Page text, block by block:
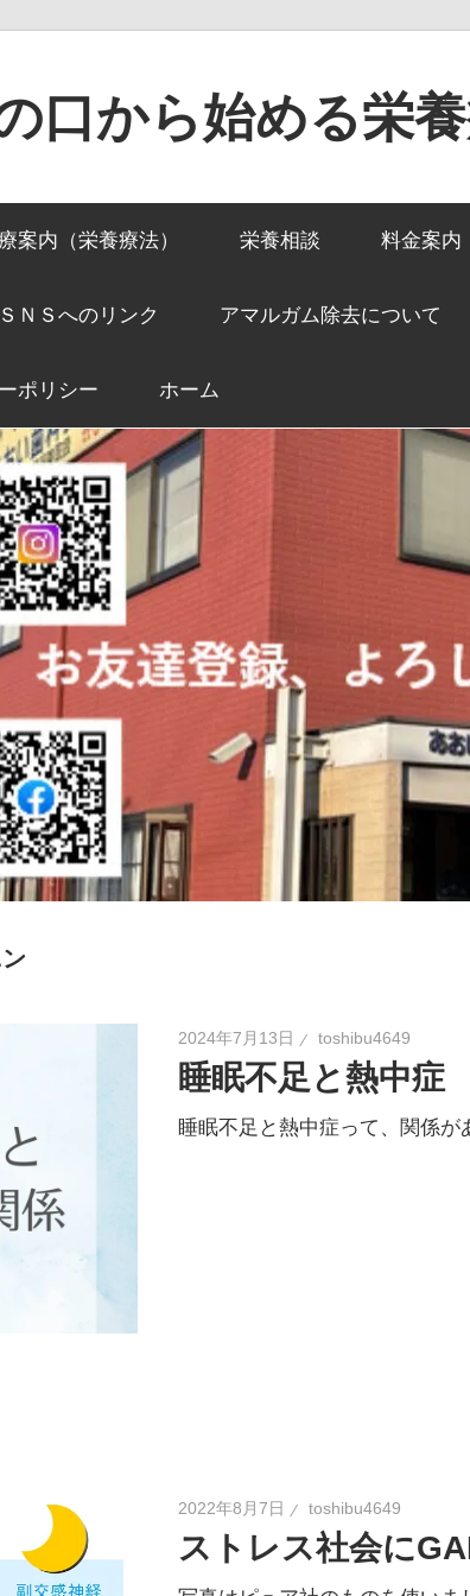
口から始める栄
案内（栄養療法） 栄養相談 料金案内
ＳＮＳへのリンク アマルガム除去について
ポリシー ホーム
2024年7月13日 toshibu4649
睡眠不足と熱中症
睡眠不足と熱中症って、関係が
2022年8月7日 toshibu4649
ストレス社会に